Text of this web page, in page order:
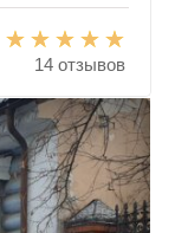
14 отзывов